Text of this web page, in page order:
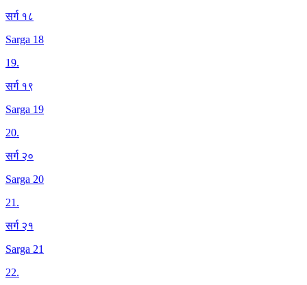
सर्ग १८
Sarga 18
19.
सर्ग १९
Sarga 19
20.
सर्ग २०
Sarga 20
21.
सर्ग २१
Sarga 21
22.